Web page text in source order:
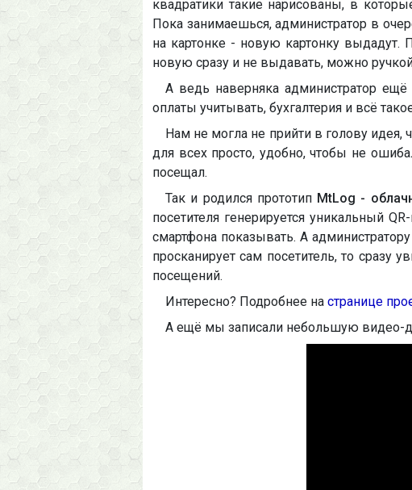
квадратики такие нарисованы, в
Пока занимаешься, администратор в
на картонке - новую картонку
новую сразу и не выдавать, можно
А ведь наверняка администратор ещё
оплаты учитывать, бухгалтерия и всё
Нам не могла не прийти в голову идея,
для всех просто, удобно, чтобы не
посещал.
Так и родился прототип MtLog -
посетителя генерируется уникальный
смартфона показывать. А
просканирует сам посетитель, то сразу
посещений.
Интересно? Подробнее на странице
А ещё мы записали небольшую видео-